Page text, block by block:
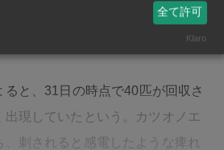
ると、31日の時点で40匹が回収さ
現していたという。カツオノエ
刺されると感電したような痺れ
全て許可
Klaro